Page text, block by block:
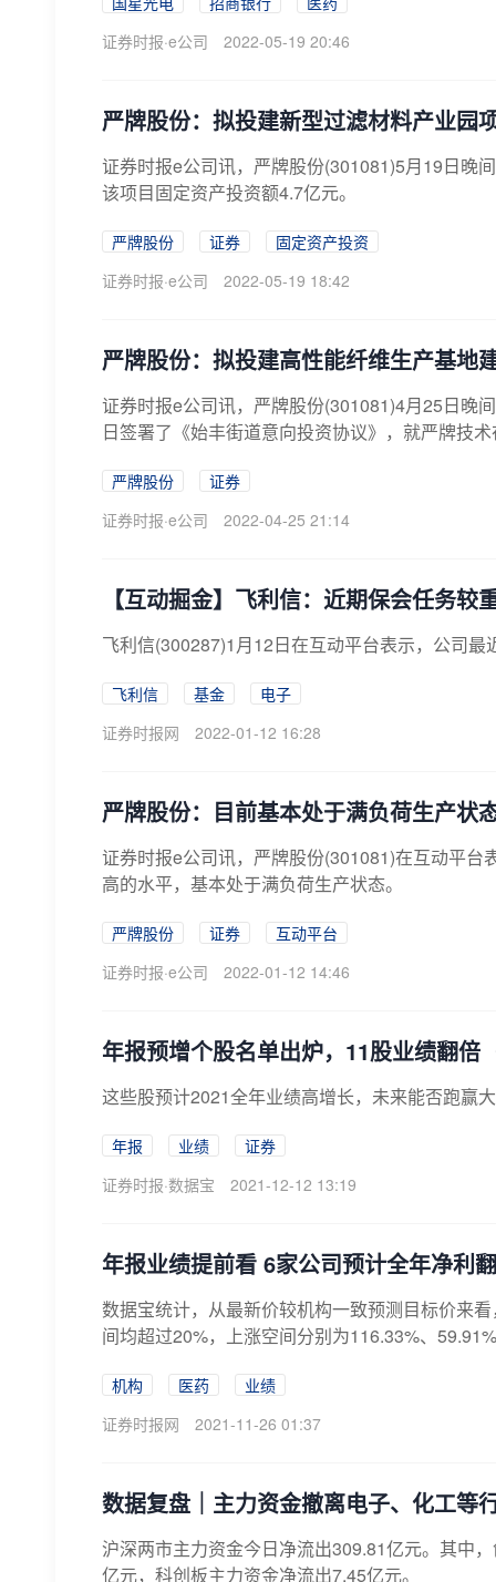
证券时报·e公司
2022-05-19 20:46
严牌股份：拟投建新型过滤材料产业园
证券时报e公司讯，严牌股份(301081)5月19日晚
该项目固定资产投资额4.7亿元。
严牌股份 证券
固定资产投资
证券时报·e公司
2022-05-19 18:42
严牌股份：拟投建高性能纤维生产基地
证券时报e公司讯，严牌股份(301081)4月25日晚
日签署了《始丰街道意向投资协议》，就严牌技
严牌股份
证券
证券时报·e公司
2022-04-25 21:14
【互动掘金】飞利信：近期保会任务
飞利信(300287)1月12日在互动平台表示，公司
飞利信 基金
电子
证券时报网
2022-01-12 16:28
严牌股份：目前基本处于满负荷生产状
证券时报e公司讯，严牌股份(301081)在互动平
高的水平，基本处于满负荷生产状态。
严牌股份 证券
互动平台
证券时报·e公司
2022-01-12 14:46
年报预增个股名单出炉，11股业绩翻倍
这些股预计2021全年业绩高增长，未来能否跑赢
年报 业绩
证券
证券时报·数据宝
2021-12-12 13:19
年报业绩提前看 6家公司预计全年净利
数据宝统计，从最新价较机构一致预测目标价来
间均超过20%，上涨空间分别为116.33%、
机构 医药
业绩
证券时报网
2021-11-26 01:37
数据复盘｜主力资金撤离电子、化工等
沪深两市主力资金今日净流出309.81亿元。其中
亿元，科创板主力资金净流出7.45亿元。